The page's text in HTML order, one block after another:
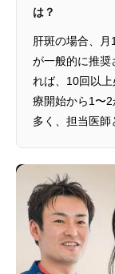
は？
肝斑の場合、
が一般的に推奨
れば、10回以
療開始から1〜
多く、担当医師